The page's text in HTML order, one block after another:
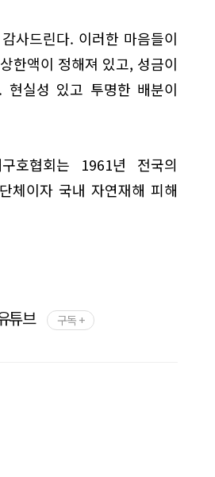
사드린다. 이러한 마음들이
한액이 정해져 있고, 성금이
실성 있고 투명한 배분이
호협회는 1961년 전국의
체이자 국내 자연재해 피해
튜브 구독 +